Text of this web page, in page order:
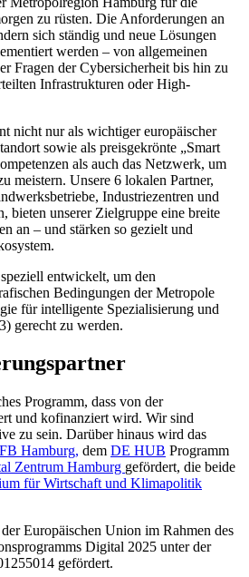
zu rüsten. Die Anforderungen an
sich ständig und neue Lösungen
werden – von allgemeinen
Fragen der Cybersicherheit bis hin zu
Infrastrukturen oder High-
nicht nur als wichtiger europäischer
sowie als preisgekrönte „Smart
als auch das Netzwerk, um
meistern. Unsere 6 lokalen Partner,
Industriezentren und
bieten unserer Zielgruppe eine breite
an – und stärken so gezielt und
entwickelt, um den
Bedingungen der Metropole
für intelligente Spezialisierung und
gerecht zu werden.
Programm, dass von der
und kofinanziert wird. Wir sind
zu sein. Darüber hinaus wird das
Hamburg, dem DE HUB Programm
Zentrum Hamburg gefördert, die beide
für Wirtschaft und Klimapolitik
Europäischen Union im Rahmen des
Digital 2025 unter der
gefördert.